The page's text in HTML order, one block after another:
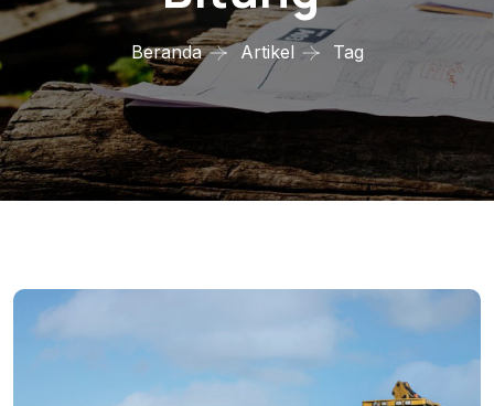
Beranda Artikel Tag